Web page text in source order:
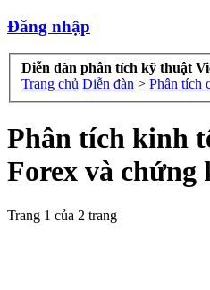
Đăng nhập
Diễn đàn phân tích kỹ thuật
Trang chủ Diễn đàn > Phân tích
Phân tích kinh
Forex và chứng
Trang 1 của 2 trang